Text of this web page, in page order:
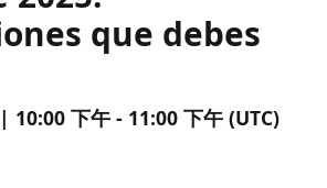
que debes
10:00 下午 - 11:00 下午 (UTC)